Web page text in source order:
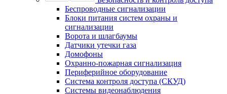
Беспроводные сигнализации
Блоки питания систем охраны и
сигнализации
Ворота и шлагбаумы
Датчики утечки газа
Домофоны
Охранно-пожарная сигнализация
Периферийное оборудование
Система контроля доступа (СКУД)
Системы видеонаблюдения